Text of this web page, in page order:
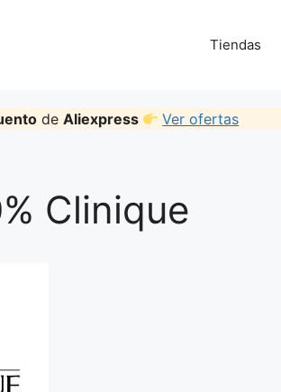
Tiendas
de Aliexpress Ver ofertas
Clinique